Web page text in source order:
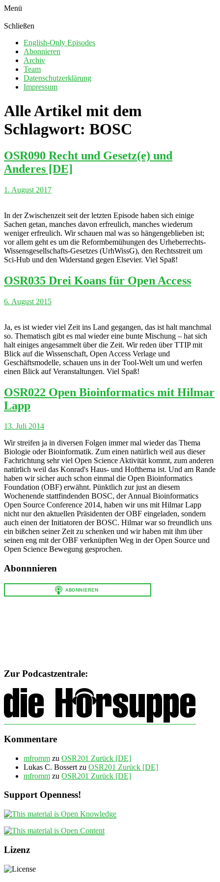
Menü
Schließen
English-Only Episodes
Abonnieren
Archiv
Team
Datenschutzerklärung
Impressum
Alle Artikel mit dem
Schlagwort: BOSC
OSR090 Recht und Gesetz(e) und
Anderes [DE]
1. August 2017
In der Zwischenzeit seit der letzten Episode haben sich einige
Sachen getan, manches davon erfreulich, manches wiederum
weniger erfreulich. Wir schauen mal was so hängengeblieben ist;
vor allem geht es um die Reformbemühungen des Urheberrechts-
Wissensgesellschafts-Gesetzes (UrhWissG), den Rechtsstreit um
Sci-Hub und den Widerstand gegen Elsevier. Viel Spaß!
OSR035 Drei Koans für Open Access
6. August 2015
Ja, es ist wieder viel Zeit ins Land gegangen, das ist halt manchmal
so. Thematisch gibt es mal wieder eine bunte Mischung – hat sich
halt einiges angesammelt über die Zeit. Wir reden über TTIP mit
Blick auf die Wissenschaft, Open Access Verlage und
Geschäftsmodelle, schauen uns in der Tool-Welt um und werfen
einen Blick auf Veranstaltungen. Viel Spaß!
OSR022 Open Bioinformatics mit Hilmar
Lapp
13. Juli 2014
Wir streifen ja in diversen Folgen immer mal wieder das Thema
Biologie oder Bioinformatik. Zum einen natürlich weil aus dieser
Fachrichtung sehr viel Open Science Aktivität kommt, zum anderen
natürlich weil das Konrad's Haus- und Hofthema ist. Und am Rande
haben wir sicher auch schon einmal die Open Bioinformatics
Foundation (OBF) erwähnt. Pünktlich zur just an diesem
Wochenende stattfindenden BOSC, der Annual Bioinformatics
Open Source Conference 2014, haben wir uns mit Hilmar Lapp
nicht nur den aktuellen Präsidenten der OBF eingeladen, sondern
auch einen der Initiatoren der BOSC. Hilmar war so freundlich uns
ein bißchen seiner Zeit zu schenken und wir haben mit ihm über
seinen eng mit der OBF verknüpften Weg in der Open Source und
Open Science Bewegung gesprochen.
Abonnnieren
Zur Podcastzentrale:
Kommentare
mfromm zu OSR201 Zurück [DE]
Lukas C. Bossert zu OSR201 Zurück [DE]
mfromm zu OSR201 Zurück [DE]
Support Openness!
Lizenz